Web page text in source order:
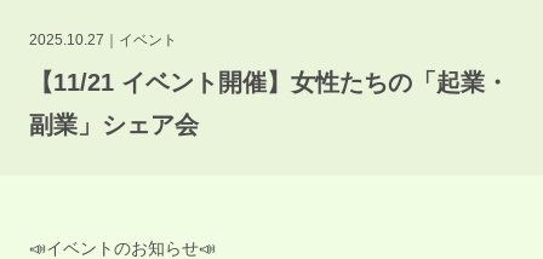
2025.10.27 イベント
【11/21 イベント開催】女性たちの「起業・
副業」シェア会
📣イベントのお知らせ📣